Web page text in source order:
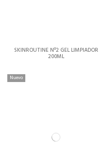
SKINROUTINE Nº2 GEL LIMPIADOR
200ML
Nuevo